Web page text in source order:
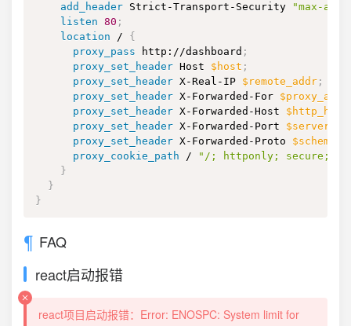
add_header Strict-Transport-Security
"max-
listen 80 ;
location /
{
proxy_pass http://dashboard ;
proxy_set_header Host $host ;
proxy_set_header X-Real-IP $remote_addr ;
proxy_set_header X-Forwarded-For
proxy_set_header X-Forwarded-Host $http_host
proxy_set_header X-Forwarded-Port
proxy_set_header X-Forwarded-Proto $scheme
proxy_cookie_path /
"/; httponly; secure;
}
}
}
FAQ
react启动报错
react项目启动报错：Error: ENOSPC: System limit for